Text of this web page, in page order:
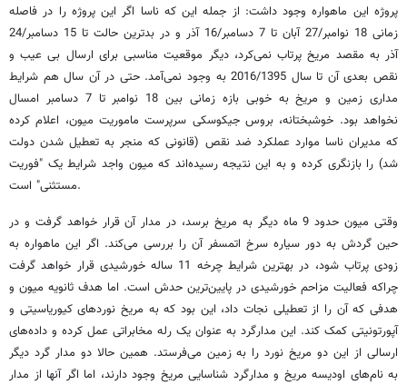
پروژه این ماهواره وجود داشت: از جمله این که ناسا اگر این پروژه را در فاصله
زمانی 18 نوامبر/27 آبان تا 7 دسامبر/16 آذر و در بدترین حالت تا 15 دسامبر/24
آذر به مقصد مریخ پرتاب نمی‌کرد، دیگر موقعیت مناسبی برای ارسال بی عیب و
نقص بعدی آن تا سال 2016/1395 به وجود نمی‌آمد. حتی در آن سال هم شرایط
مداری زمین و مریخ به خوبی بازه زمانی بین 18 نوامبر تا 7 دسامبر امسال
نخواهد بود. خوشبختانه، بروس جیکوسکی سرپرست ماموریت میون، اعلام کرده
که مدیران ناسا موارد عملکرد ضد نقص (قانونی که منجر به تعطیل شدن دولت
شد) را بازنگری کرده و به این نتیجه رسیده‌اند که میون واجد شرایط یک "فوریت
مستثنی" است.
وقتی میون حدود 9 ماه دیگر به مریخ برسد، در مدار آن قرار خواهد گرفت و در
حین گردش به دور سیاره سرخ اتمسفر آن را بررسی می‌کند. اگر این ماهواره به
زودی پرتاب شود، در بهترین شرایط چرخه 11 ساله خورشیدی قرار خواهد گرفت
چراکه فعالیت مزاحم خورشیدی در پایین‌ترین حدش است. اما هدف ثانویه میون و
هدفی که آن را از تعطیلی نجات داد، این بود که به مریخ نورد‌های کیوریاسیتی و
آپورتونیتی کمک کند. این مدارگرد به عنوان یک رله مخابراتی عمل کرده و داده‌های
ارسالی از این دو مریخ نورد را به زمین می‌فرستد. همین حالا دو مدار گرد دیگر
به نام‌های اودیسه مریخ و مدارگرد شناسایی مریخ وجود دارند، اما اگر آنها از مدار